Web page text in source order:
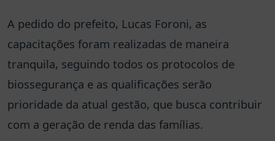
A pedido do prefeito, Lucas Foroni, as
capacitações foram realizadas de maneira
tranquila, seguindo todos os protocolos de
biossegurança e as qualificações serão
prioridade da atual gestão, que busca contribuir
com a geração de renda das famílias.